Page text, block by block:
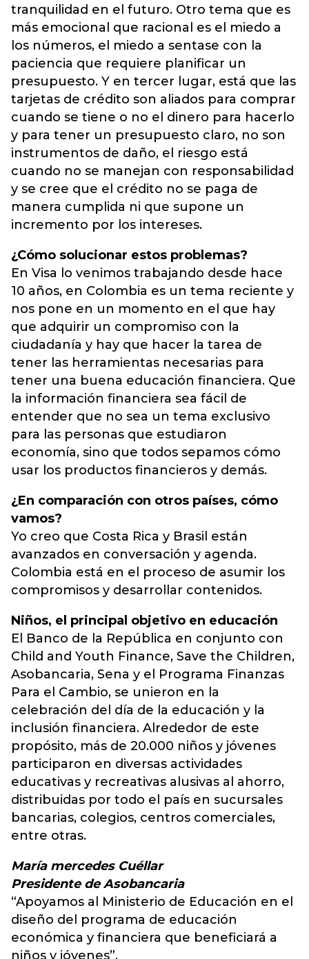
tranquilidad en el futuro. Otro tema que es
más emocional que racional es el miedo a
los números, el miedo a sentase con la
paciencia que requiere planificar un
presupuesto. Y en tercer lugar, está que las
tarjetas de crédito son aliados para comprar
cuando se tiene o no el dinero para hacerlo
y para tener un presupuesto claro, no son
instrumentos de daño, el riesgo está
cuando no se manejan con responsabilidad
y se cree que el crédito no se paga de
manera cumplida ni que supone un
incremento por los intereses.
¿Cómo solucionar estos problemas?
En Visa lo venimos trabajando desde hace
10 años, en Colombia es un tema reciente y
nos pone en un momento en el que hay
que adquirir un compromiso con la
ciudadanía y hay que hacer la tarea de
tener las herramientas necesarias para
tener una buena educación financiera. Que
la información financiera sea fácil de
entender que no sea un tema exclusivo
para las personas que estudiaron
economía, sino que todos sepamos cómo
usar los productos financieros y demás.
¿En comparación con otros países, cómo
vamos?
Yo creo que Costa Rica y Brasil están
avanzados en conversación y agenda.
Colombia está en el proceso de asumir los
compromisos y desarrollar contenidos.
Niños, el principal objetivo en educación
El Banco de la República en conjunto con
Child and Youth Finance, Save the Children,
Asobancaria, Sena y el Programa Finanzas
Para el Cambio, se unieron en la
celebración del día de la educación y la
inclusión financiera. Alrededor de este
propósito, más de 20.000 niños y jóvenes
participaron en diversas actividades
educativas y recreativas alusivas al ahorro,
distribuidas por todo el país en sucursales
bancarias, colegios, centros comerciales,
entre otras.
María mercedes Cuéllar
Presidente de Asobancaria
“Apoyamos al Ministerio de Educación en el
diseño del programa de educación
económica y financiera que beneficiará a
niños y jóvenes”.